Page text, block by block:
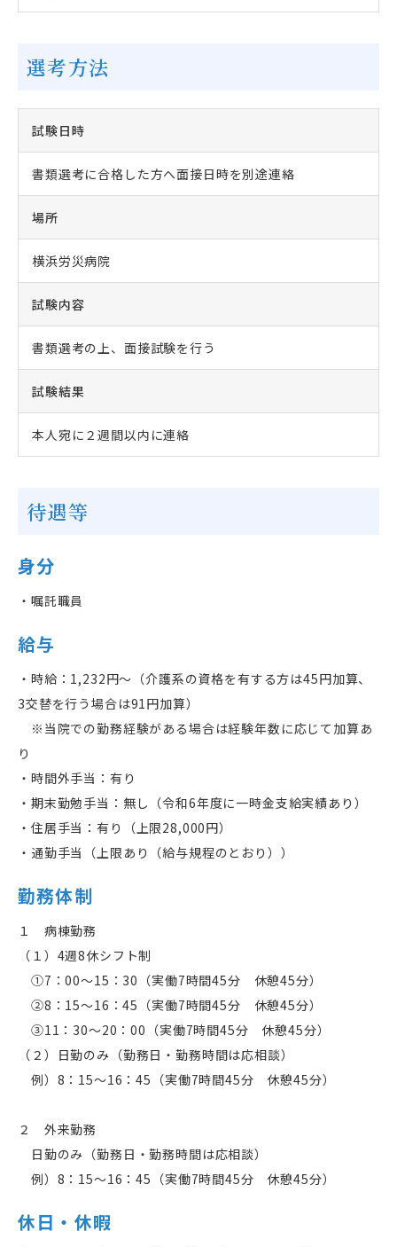
選考方法
試験日時
書類選考に合格した方へ面接日時を別途連絡
場所
横浜労災病院
試験内容
書類選考の上、面接試験を行う
試験結果
本人宛に２週間以内に連絡
待遇等
身分
・嘱託職員
給与
・時給： 1,232円～（介護系の資格を有する方は45円加算、
3交替を行う場合は91円加算）
※当院での勤務経験がある場合は経験年数に応じて加算あ
り
・時間外手当：有り
・期末勤勉手当：無し（令和6年度に一時金支給実績あり）
・住居手当：有り（上限28,000円）
・通勤手当（上限あり（給与規程のとおり））
勤務体制
１ 病棟勤務
（１） 4週8休シフト制
①7 ：00～15 ： 30 （実働7時間45分 休憩45分）
②8 ： 15～16 ：45 （実働7時間45分 休憩45分）
③11 ： 30～20 ：00 （実働7時間45分 休憩45分）
（２）日勤のみ（勤務日・勤務時間は応相談）
例） 8 ： 15～16 ：45 （実働7時間45分 休憩45分）
２ 外来勤務
日勤のみ（勤務日・勤務時間は応相談）
例） 8 ： 15～16 ：45 （実働7時間45分 休憩45分）
休日・休暇